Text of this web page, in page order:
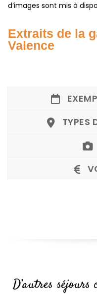
d’images sont mis à
Extraits de la
Valence
TYPES
D’autres séjours